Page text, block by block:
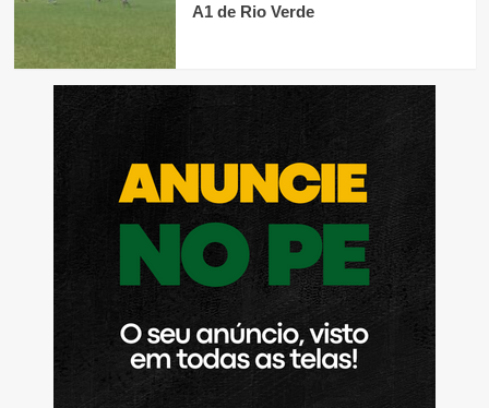
A1 de Rio Verde